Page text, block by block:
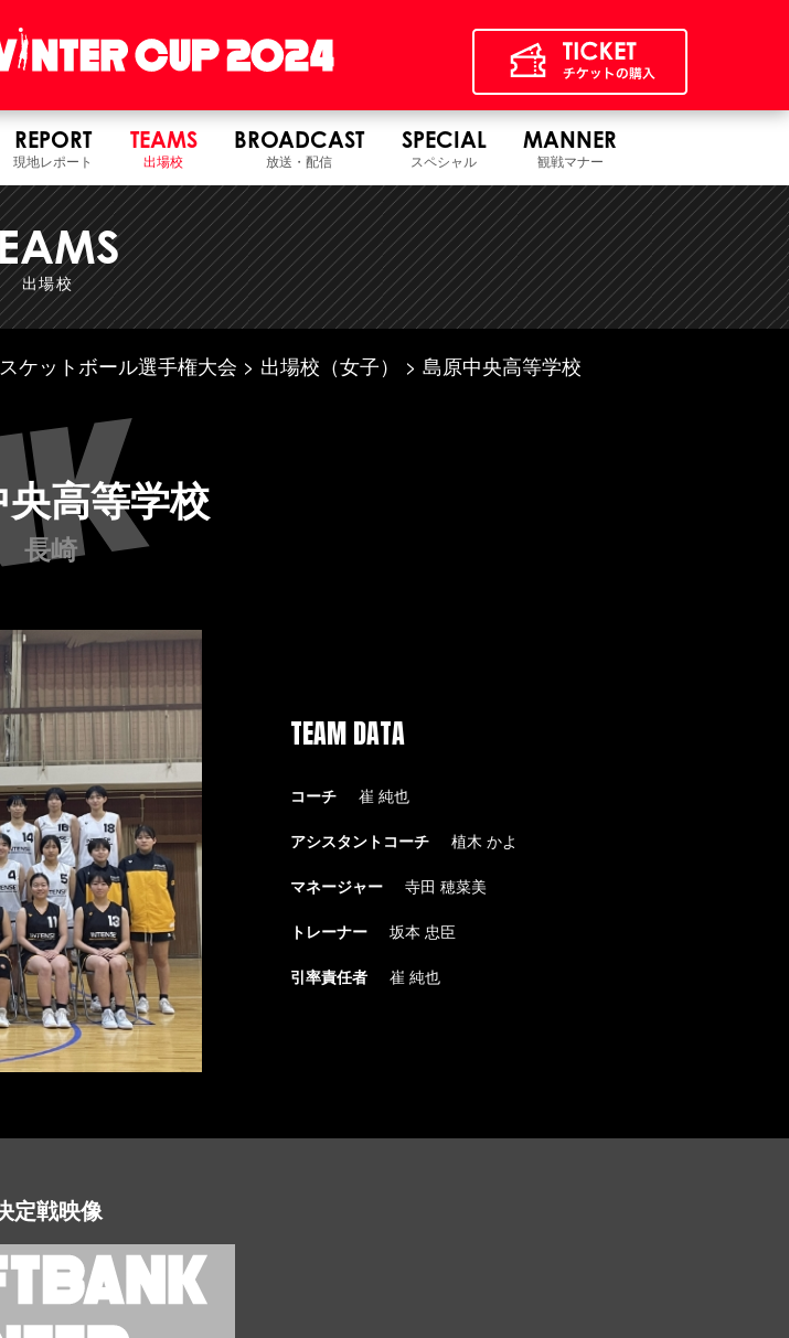
REPORT
現地レポート
TEAMS
出場校
BROADCAST
放送・配信
SPECIAL
スペシャル
MANNER
観戦マナー
出場校
ケットボール選手権大会 出場校（女子） 島原中央高等学校
高等学校
長崎
TEAM DATA
コーチ 崔 純也
アシスタントコーチ 植木 かよ
マネージャー 寺田 穂菜美
トレーナー 坂本 忠臣
引率責任者 崔 純也
定戦映像